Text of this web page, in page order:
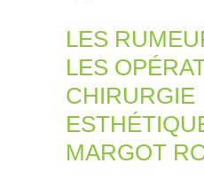
LES
LES
CHIRURGIE
MARGOT